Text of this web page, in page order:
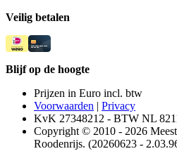
Veilig betalen
Blijf op de hoogte
Prijzen in Euro incl. btw
Voorwaarden | Privacy
KvK 27348212 - BTW NL
Copyright © 2010 - 2026
Roodenrijs. (20260623 -